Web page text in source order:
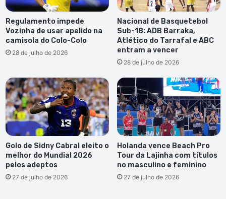
Regulamento impede
Vozinha de usar apelido na
camisola do Colo-Colo
28 de julho de 2026
Nacional de Basquetebol
Sub-18: ADB Barraka,
Atlético do Tarrafal e ABC
entram a vencer
28 de julho de 2026
Golo de Sidny Cabral eleito o
melhor do Mundial 2026
pelos adeptos
27 de julho de 2026
Holanda vence Beach Pro
Tour da Lajinha com títulos
no masculino e feminino
27 de julho de 2026